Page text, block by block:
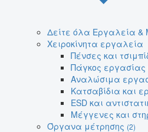
Δείτε όλα Εργαλεία &
Χειροκίνητα εργαλεία
Πένσες και
Πάγκος
Αναλώσιμα
Κατσαβίδια και
ESD και
Μέγγενες και
Όργανα μέτρησης (2)